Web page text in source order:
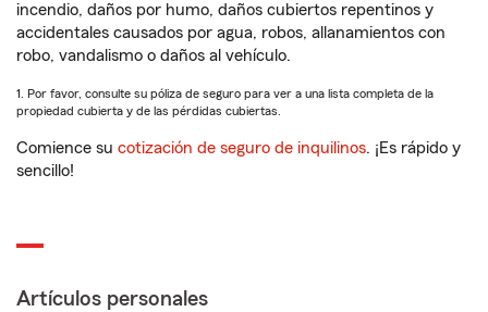
incendio, daños por humo, daños cubiertos repentinos y
accidentales causados por agua, robos, allanamientos con
robo, vandalismo o daños al vehículo.
1. Por favor, consulte su póliza de seguro para ver a una lista completa de la
propiedad cubierta y de las pérdidas cubiertas.
Comience su cotización de seguro de inquilinos. ¡Es rápido y
sencillo!
Artículos personales